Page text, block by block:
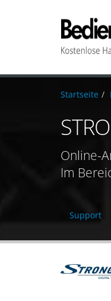
Startseite
Online-
Im
Support